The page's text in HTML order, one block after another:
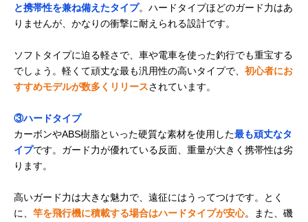
と携帯性を兼ね備えたタイプ。ハードタイプほどのガード力はあ
りませんが、かなりの衝撃に耐えられる設計です。
ソフトタイプに迫る軽さで、車や電車を使った釣行でも重宝する
でしょう。軽くて頑丈な最も汎用性の高いタイプで、 初心者にお
すすめモデルが数多くリリースされています。
③ハードタイプ
カーボンやABS樹脂といった硬質な素材を使用した最も頑丈なタ
イプです。ガード力が優れている反面、重量が大きく携帯性は劣
ります。
高いガード力は大きな魅力で、遠征にはうってつけです。とく
に、 竿を飛行機に積載する場合はハードタイプが安心。また、磯